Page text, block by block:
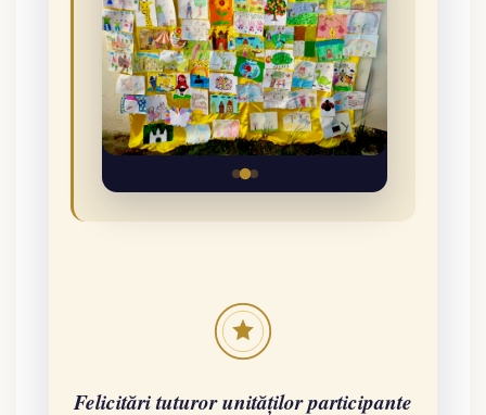
Felicitări tuturor unităților participante